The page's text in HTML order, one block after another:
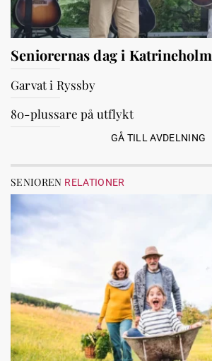
Seniorernas dag i Katrineholm
Garvat i Ryssby
80-plussare på utflykt
GÅ TILL AVDELNING
SENIOREN RELATIONER